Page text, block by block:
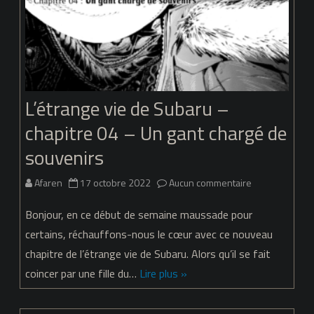
L’étrange vie de Subaru –
chapitre 04 – Un gant chargé de
souvenirs
Afaren 17 octobre 2022 Aucun commentaire
vie
de
Bonjour, en ce début de semaine maussade pour
certains, réchauffons-nous le cœur avec ce nouveau
chapitre de l’étrange vie de Subaru. Alors qu’il se fait
coincer par une fille du… Lire plus »